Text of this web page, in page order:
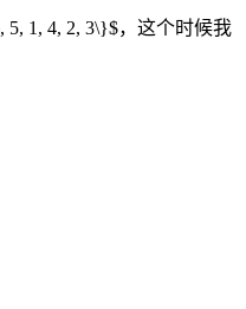
1, 4, 2, 3\}$，这个时候我